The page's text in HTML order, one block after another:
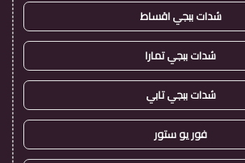
شدات ببجي اقساط
شدات ببجي تمارا
شدات ببجي تابي
فور يو ستور